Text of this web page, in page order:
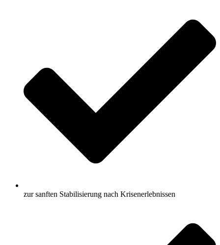
zur sanften Stabilisierung nach Krisenerlebnissen